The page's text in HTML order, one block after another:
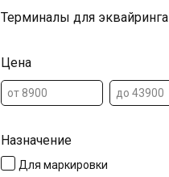
Терминалы для эквайринга
Цена
Назначение
Для маркировки